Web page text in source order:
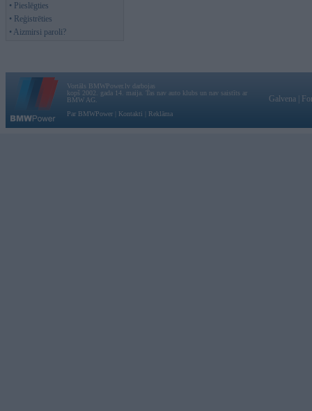
• Pieslēgties
• Reģistrēties
• Aizmirsi paroli?
Vortāls BMWPower.lv darbojas
kopš 2002. gada 14. maija. Tas nav auto klubs un nav saistīts ar
BMW AG.
Par BMWPower
Kontakti Reklāma
Galvena